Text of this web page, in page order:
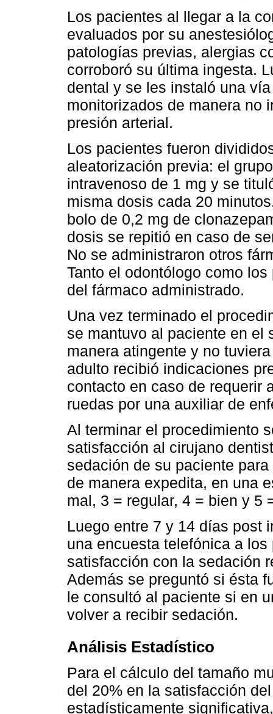
Los pacientes al llegar a la
evaluados por su
patologías previas, alergias
corroboró su última ingesta.
dental y se les instaló una
monitorizados de manera no
presión arterial.
Los pacientes fueron
aleatorización previa: el
intravenoso de 1 mg y se
misma dosis cada 20
bolo de 0,2 mg de
dosis se repitió en caso de
No se administraron otros
Tanto el odontólogo como
del fármaco administrado.
Una vez terminado el
se mantuvo al paciente en el
manera atingente y no
adulto recibió indicaciones
contacto en caso de requerir
ruedas por una auxiliar de
Al terminar el procedimiento
satisfacción al cirujano
sedación de su paciente
de manera expedita, en una
mal, 3 = regular, 4 = bien y 5
Luego entre 7 y 14 días post
una encuesta telefónica a
satisfacción con la sedación
Además se preguntó si ésta
le consultó al paciente si en
volver a recibir sedación.
Análisis Estadístico
Para el cálculo del tamaño
del 20% en la satisfacción
estadísticamente